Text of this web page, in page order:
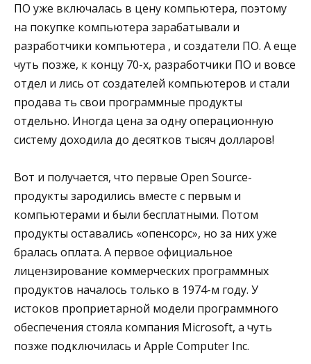
ПО уже включалась в цену компьютера, поэтому
на покупке компьютера зарабатывали и
разработчики компьютера , и создатели ПО. А еще
чуть позже, к концу 70-х, разработчики ПО и вовсе
отдел и лись от создателей компьютеров и стали
продава ть свои программные продукты
отдельно. Иногда цена за одну операционную
систему доходила до десятков тысяч долларов!
Вот и получается, что первые Open Source-
продукты зародились вместе с первым и
компьютерами и были бесплатными. Потом
продукты оставались «опенсорс», но за них уже
бралась оплата. А первое официальное
лицензирование коммерческих программных
продуктов началось только в 1974-м году. У
истоков проприетарной модели программного
обеспечения стояла компания Microsoft, а чуть
позже подключилась и Apple Computer Inc.